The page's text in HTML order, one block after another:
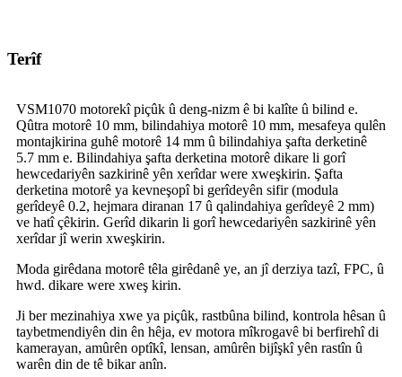
Terîf
VSM1070 motorekî piçûk û deng-nizm ê bi kalîte û bilind e.
Qûtra motorê 10 mm, bilindahiya motorê 10 mm, mesafeya qulên
montajkirina guhê motorê 14 mm û bilindahiya şafta derketinê
5.7 mm e. Bilindahiya şafta derketina motorê dikare li gorî
hewcedariyên sazkirinê yên xerîdar were xweşkirin. Şafta
derketina motorê ya kevneşopî bi gerîdeyên sifir (modula
gerîdeyê 0.2, hejmara diranan 17 û qalindahiya gerîdeyê 2 mm)
ve hatî çêkirin. Gerîd dikarin li gorî hewcedariyên sazkirinê yên
xerîdar jî werin xweşkirin.
Moda girêdana motorê têla girêdanê ye, an jî derziya tazî, FPC, û
hwd. dikare were xweş kirin.
Ji ber mezinahiya xwe ya piçûk, rastbûna bilind, kontrola hêsan û
taybetmendiyên din ên hêja, ev motora mîkrogavê bi berfirehî di
kamerayan, amûrên optîkî, lensan, amûrên bijîşkî yên rastîn û
warên din de tê bikar anîn.